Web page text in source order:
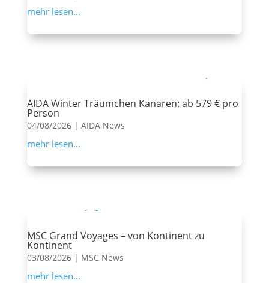
mehr lesen...
AIDA Winter Träumchen Kanaren: ab 579 € pro
Person
04/08/2026| AIDA News
mehr lesen...
MSC Grand Voyages – von Kontinent zu
Kontinent
03/08/2026| MSC News
mehr lesen...